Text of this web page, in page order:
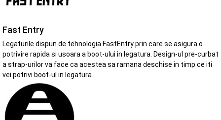
Fast Entry
Legaturile dispun de tehnologia FastEntry prin care se asigura o
potrivire rapida si usoara a boot-ului in legatura. Design-ul pre-curbat
a strap-urilor va face ca acestea sa ramana deschise in timp ce iti
vei potrivi boot-ul in legatura.